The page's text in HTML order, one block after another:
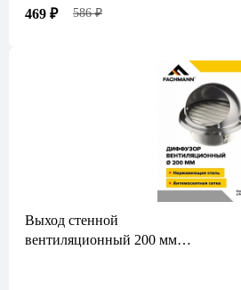
серый
469 ₽ 586 ₽
Выход стенной
вентиляционный 200 мм